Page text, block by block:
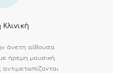
άνετη αίθουσα
ήρεμη μουσική.